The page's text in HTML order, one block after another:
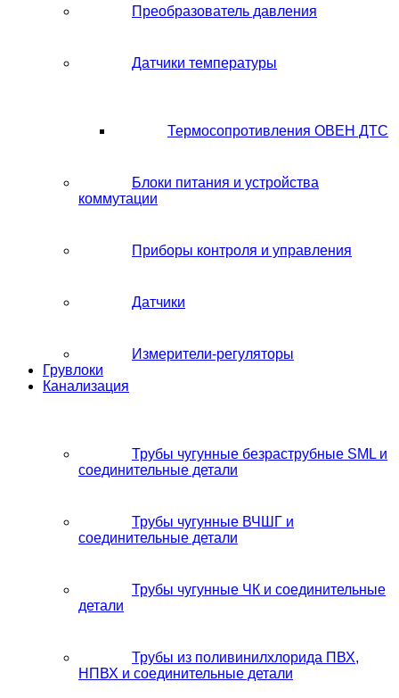
Преобразователь давления
Датчики температуры
Термосопротивления ОВЕН ДТС
Блоки питания и устройства
коммутации
Приборы контроля и управления
Датчики
Измерители-регуляторы
Грувлоки
Канализация
Трубы чугунные безраструбные SML и
соединительные детали
Трубы чугунные ВЧШГ и
соединительные детали
Трубы чугунные ЧК и соединительные
детали
Трубы из поливинилхлорида ПВХ,
НПВХ и соединительные детали